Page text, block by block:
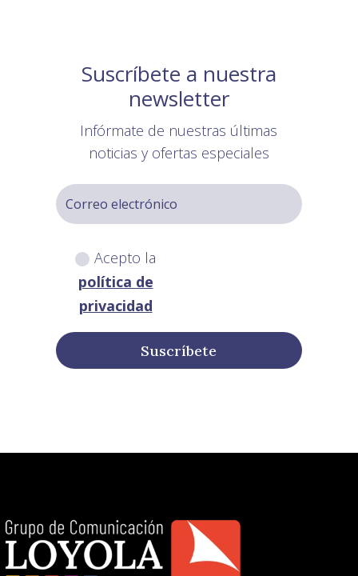
Suscríbete a nuestra
newsletter
Infórmate de nuestras últimas
noticias y ofertas especiales
Acepto la
política de
privacidad
Suscríbete